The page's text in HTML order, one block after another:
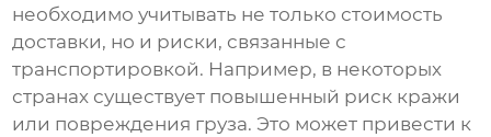
необходимо учитывать не только стоимость
доставки, но и риски, связанные с
транспортировкой. Например, в некоторых
странах существует повышенный риск кражи
или повреждения груза. Это может привести к